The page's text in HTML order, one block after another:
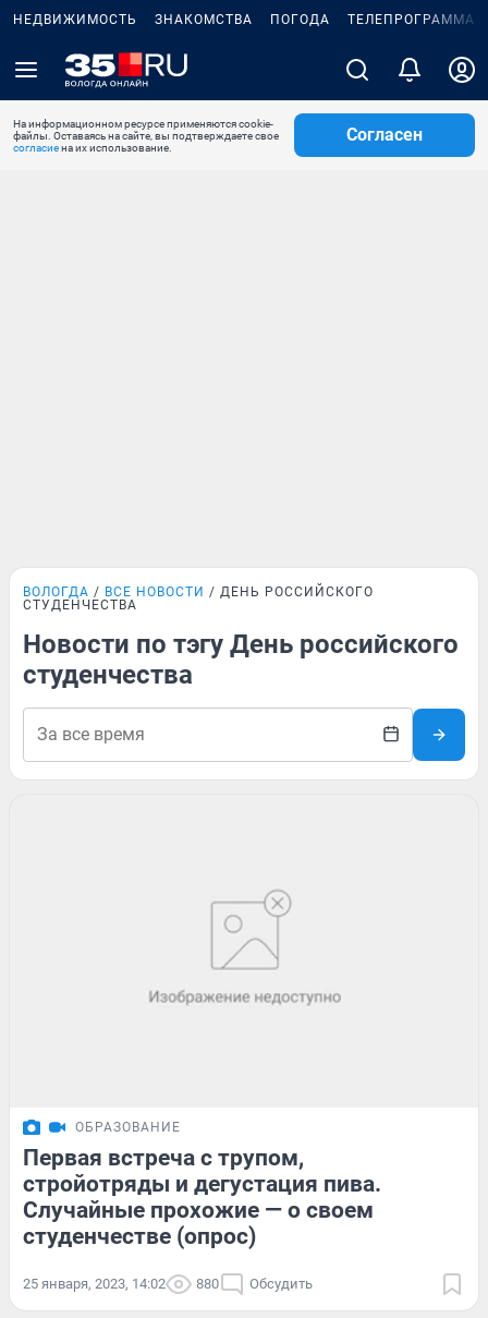
НЕДВИЖИМОСТЬ ЗНАКОМСТВА ПОГОДА ТЕЛЕПРОГРАММА
На информационном ресурсе применяются cookie-
файлы. Оставаясь на сайте, вы подтверждаете свое
согласиена их использование.
Согласен
ВОЛОГДА ВСЕ НОВОСТИ
ДЕНЬ РОССИЙСКОГО
СТУДЕНЧЕСТВА
Новости по тэгу День российского
студенчества
ОБРАЗОВАНИЕ
Первая встреча с трупом,
стройотряды и дегустация пива.
Случайные прохожие — о своем
студенчестве (опрос)
25 января, 2023, 14:02 880 Обсудить